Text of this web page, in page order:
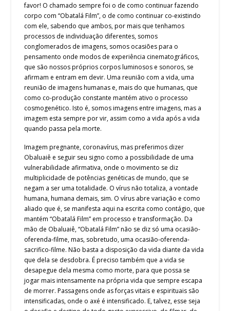
favor! O chamado sempre foi o de como continuar fazendo
corpo com “Obatalá Film”, o de como continuar co-existindo
com ele, sabendo que ambos, por mais que tenhamos
processos de individuação diferentes, somos
conglomerados de imagens, somos ocasiões para o
pensamento onde modos de experiência cinematográficos,
que são nossos próprios corpos luminosos e sonoros, se
afirmam e entram em devir. Uma reunião com a vida, uma
reunião de imagens humanas e, mais do que humanas, que
como co-produção constante mantém ativo o processo
cosmogenético. Isto é, somos imagens entre imagens, mas a
imagem esta sempre por vir, assim como a vida após a vida
quando passa pela morte.
Imagem pregnante, coronavírus, mas preferimos dizer
Obaluaiê e seguir seu signo como a possibilidade de uma
vulnerabilidade afirmativa, onde o movimento se diz
multiplicidade de potências genéticas de mundo, que se
negam a ser uma totalidade. O vírus não totaliza, a vontade
humana, humana demais, sim. O vírus abre variação e como
aliado que é, se manifesta aqui na escrita como contágio, que
mantém “Obatalá Film” em processo e transformação. Da
mão de Obaluaiê, “Obatalá Film” não se diz só uma ocasião-
oferenda-filme, mas, sobretudo, uma ocasião-oferenda-
sacrifico-filme. Não basta a disposição da vida diante da vida
que dela se desdobra. É preciso também que a vida se
desapegue dela mesma como morte, para que possa se
jogar mais intensamente na própria vida que sempre escapa
de morrer. Passagens onde as forças vitais e espirituais são
intensificadas, onde o axé é intensificado. E, talvez, esse seja